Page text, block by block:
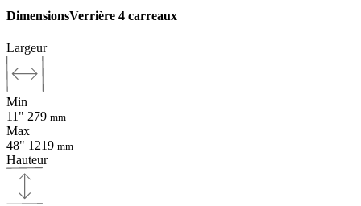
DimensionsVerrière 4 carreaux
Largeur
Min
11" 279 mm
Max
48" 1219 mm
Hauteur